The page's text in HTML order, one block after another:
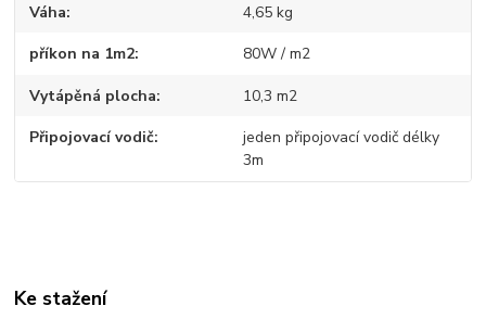
Váha 4,65 kg
příkon na 1m2 80W / m2
Vytápěná plocha 10,3 m2
Připojovací vodič
jeden připojovací vodič délky
3m
Ke stažení